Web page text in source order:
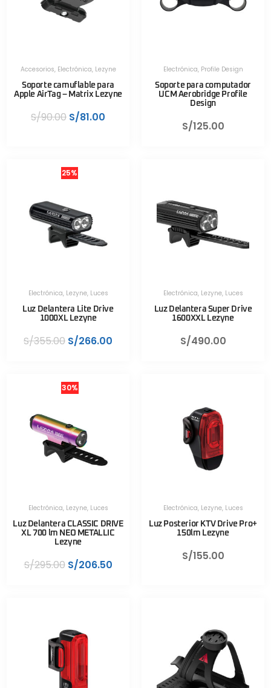
Accesorios, Electrónica, Lezyne
Soporte camuflable para
Apple AirTag – Matrix Lezyne
S/90.00 S/81.00
Electrónica, Profile Design
Soporte para computador
UCM Aerobridge Profile
Design
S/125.00
25%
Electrónica, Lezyne, Luces
Luz Delantera Lite Drive
1000XL Lezyne
S/355.00 S/266.00
Electrónica, Lezyne, Luces
Luz Delantera Super Drive
1600XXL Lezyne
S/490.00
30%
Electrónica, Lezyne, Luces
Luz Delantera CLASSIC DRIVE
XL 700 lm NEO METALLIC
Lezyne
S/295.00 S/206.50
Electrónica, Lezyne, Luces
Luz Posterior KTV Drive Pro+
150lm Lezyne
S/155.00